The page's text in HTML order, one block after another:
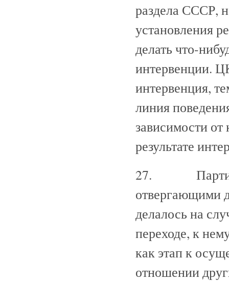
раздела СССР,
установления
делать что-
интервенции.
интервенция,
линия
зависимости
результате
27. Партия не
отвергающими
делалось на
переходе, к
как этап к
отношении